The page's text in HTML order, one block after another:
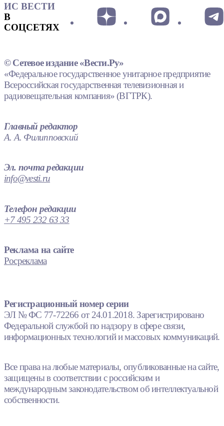
ИС ВЕСТИ
В
СОЦСЕТЯХ
© Сетевое издание «Вести.Ру»
«Федеральное государственное унитарное предприятие
Всероссийская государственная телевизионная и
радиовещательная компания» (ВГТРК).
Главный редактор
А. А. Филипповский
Эл. почта редакции
info@vesti.ru
Телефон редакции
+7 495 232 63 33
Реклама на сайте
Росреклама
Регистрационный номер серии
ЭЛ № ФС 77-72266 от 24.01.2018. Зарегистрировано
Федеральной службой по надзору в сфере связи,
информационных технологий и массовых коммуникаций.
Все права на любые материалы, опубликованные на сайте,
защищены в соответствии с российским и
международным законодательством об интеллектуальной
собственности.